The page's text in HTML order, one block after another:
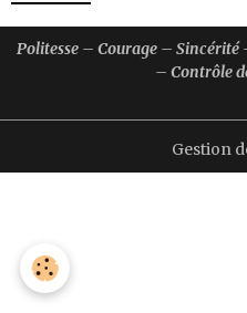
Politesse – Courage –
– Contrôle
Gestion